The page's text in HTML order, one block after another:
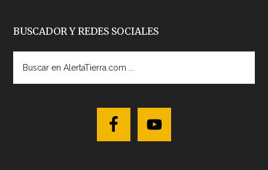
BUSCADOR Y REDES SOCIALES
AlertaTierra.com